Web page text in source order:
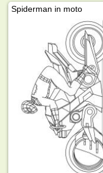
Spiderman in moto